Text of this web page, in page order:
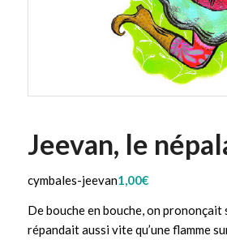
Jeevan, le
cymbales-jeevan1,00€
De bouche en bouche, on prononçait
répandait aussi vite qu’une flamme